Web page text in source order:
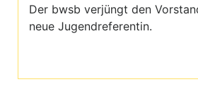
Der bwsb verjüngt den
neue Jugendreferentin.